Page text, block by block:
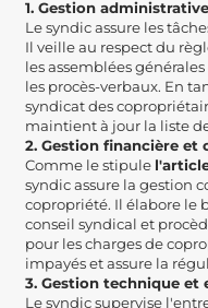
1. Gestion
Le syndic assure les
Il veille au respect du
les assemblées
les procès-verbaux. En
syndicat des
maintient à jour la liste
2. Gestion financière et
Comme le stipule
syndic assure la gestion
copropriété. Il élabore le
conseil syndical et
pour les charges de
impayés et assure la
3. Gestion technique et
Le syndic supervise